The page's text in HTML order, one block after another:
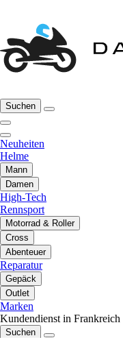
Suchen
Neuheiten
Helme
Mann
Damen
High-Tech
Rennsport
Motorrad & Roller
Cross
Abenteuer
Reparatur
Gepäck
Outlet
Marken
Kundendienst in Frankreich
Suchen